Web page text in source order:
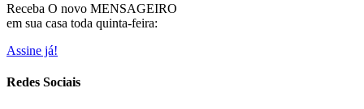
Receba O novo MENSAGEIRO
em sua casa toda quinta-feira:
Assine já!
Redes Sociais